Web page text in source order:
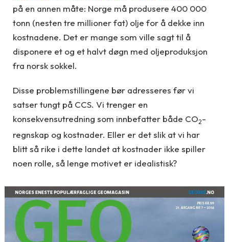
på en annen måte: Norge må produsere 400 000
tonn (nesten tre millioner fat) olje for å dekke inn
kostnadene. Det er mange som ville sagt til å
disponere et og et halvt døgn med oljeproduksjon
fra norsk sokkel.
Disse problemstillingene bør adresseres før vi
satser tungt på CCS. Vi trenger en
konsekvensutredning som innbefatter både CO2-
regnskap og kostnader. Eller er det slik at vi har
blitt så rike i dette landet at kostnader ikke spiller
noen rolle, så lenge motivet er idealistisk?